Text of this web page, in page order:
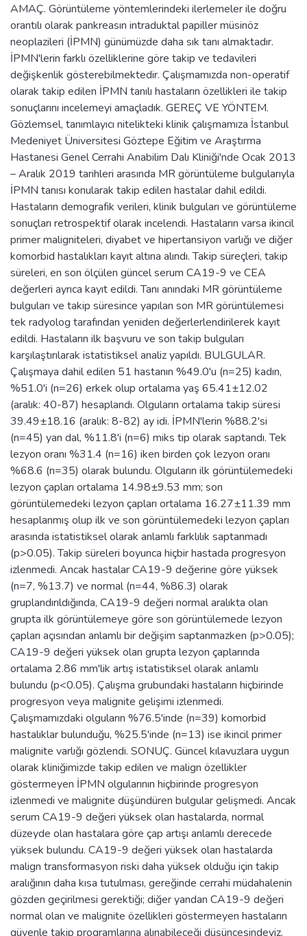
AMAÇ. Görüntüleme yöntemlerindeki ilerlemeler ile doğru
orantılı olarak pankreasın intraduktal papiller müsinöz
neoplazileri (İPMN) günümüzde daha sık tanı almaktadır.
İPMN'lerin farklı özelliklerine göre takip ve tedavileri
değişkenlik gösterebilmektedir. Çalışmamızda non-operatif
olarak takip edilen İPMN tanılı hastaların özellikleri ile takip
sonuçlarını incelemeyi amaçladık. GEREÇ VE YÖNTEM.
Gözlemsel, tanımlayıcı nitelikteki klinik çalışmamıza İstanbul
Medeniyet Üniversitesi Göztepe Eğitim ve Araştırma
Hastanesi Genel Cerrahi Anabilim Dalı Kliniği'nde Ocak 2013
– Aralık 2019 tarihleri arasında MR görüntüleme bulgularıyla
İPMN tanısı konularak takip edilen hastalar dahil edildi.
Hastaların demografik verileri, klinik bulguları ve görüntüleme
sonuçları retrospektif olarak incelendi. Hastaların varsa ikincil
primer maligniteleri, diyabet ve hipertansiyon varlığı ve diğer
komorbid hastalıkları kayıt altına alındı. Takip süreçleri, takip
süreleri, en son ölçülen güncel serum CA19-9 ve CEA
değerleri ayrıca kayıt edildi. Tanı anındaki MR görüntüleme
bulguları ve takip süresince yapılan son MR görüntülemesi
tek radyolog tarafından yeniden değerlerlendirilerek kayıt
edildi. Hastaların ilk başvuru ve son takip bulguları
karşılaştırılarak istatistiksel analiz yapıldı. BULGULAR.
Çalışmaya dahil edilen 51 hastanın %49.0'u (n=25) kadın,
%51.0'i (n=26) erkek olup ortalama yaş 65.41±12.02
(aralık: 40-87) hesaplandı. Olguların ortalama takip süresi
39.49±18.16 (aralık: 8-82) ay idi. İPMN'lerin %88.2'si
(n=45) yan dal, %11.8'i (n=6) miks tip olarak saptandı. Tek
lezyon oranı %31.4 (n=16) iken birden çok lezyon oranı
%68.6 (n=35) olarak bulundu. Olguların ilk görüntülemedeki
lezyon çapları ortalama 14.98±9.53 mm; son
görüntülemedeki lezyon çapları ortalama 16.27±11.39 mm
hesaplanmış olup ilk ve son görüntülemedeki lezyon çapları
arasında istatistiksel olarak anlamlı farklılık saptanmadı
(p>0.05). Takip süreleri boyunca hiçbir hastada progresyon
izlenmedi. Ancak hastalar CA19-9 değerine göre yüksek
(n=7, %13.7) ve normal (n=44, %86.3) olarak
gruplandırıldığında, CA19-9 değeri normal aralıkta olan
grupta ilk görüntülemeye göre son görüntülemede lezyon
çapları açısından anlamlı bir değişim saptanmazken (p>0.05);
CA19-9 değeri yüksek olan grupta lezyon çaplarında
ortalama 2.86 mm'lik artış istatistiksel olarak anlamlı
bulundu (p<0.05). Çalışma grubundaki hastaların hiçbirinde
progresyon veya malignite gelişimi izlenmedi.
Çalışmamızdaki olguların %76.5'inde (n=39) komorbid
hastalıklar bulunduğu, %25.5'inde (n=13) ise ikincil primer
malignite varlığı gözlendi. SONUÇ. Güncel kılavuzlara uygun
olarak kliniğimizde takip edilen ve malign özellikler
göstermeyen İPMN olgularının hiçbirinde progresyon
izlenmedi ve malignite düşündüren bulgular gelişmedi. Ancak
serum CA19-9 değeri yüksek olan hastalarda, normal
düzeyde olan hastalara göre çap artışı anlamlı derecede
yüksek bulundu. CA19-9 değeri yüksek olan hastalarda
malign transformasyon riski daha yüksek olduğu için takip
aralığının daha kısa tutulması, gereğinde cerrahi müdahalenin
gözden geçirilmesi gerektiği; diğer yandan CA19-9 değeri
normal olan ve malignite özellikleri göstermeyen hastaların
güvenle takip programlarına alınabileceği düşüncesindeyiz.